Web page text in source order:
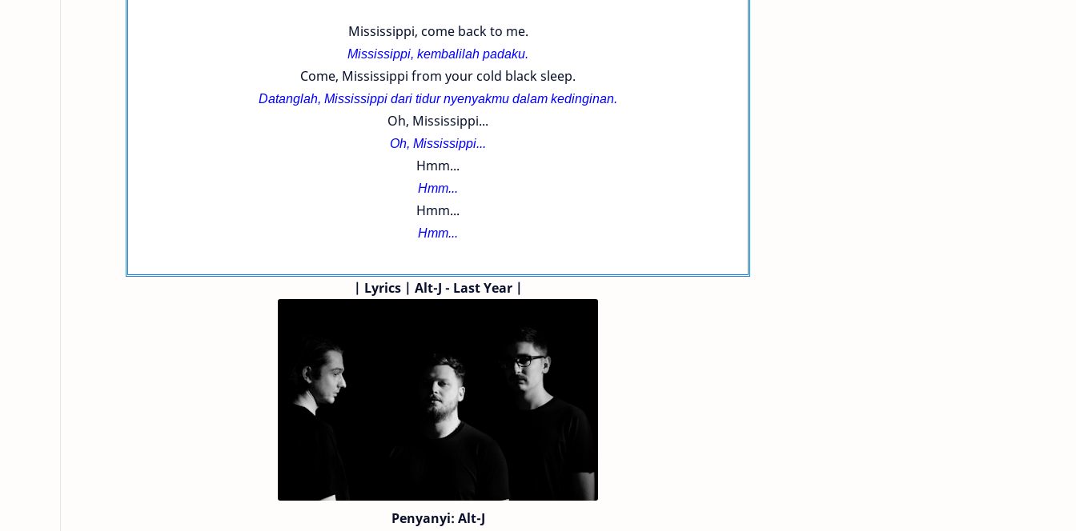
Mississippi, come back to me.
Mississippi, kembalilah padaku.
Come, Mississippi from your cold black sleep.
Datanglah, Mississippi dari tidur nyenyakmu dalam kedinginan.
Oh, Mississippi...
Oh, Mississippi...
Hmm...
Hmm...
Hmm...
Hmm...
| Lyrics | Alt-J - Last Year |
Penyanyi: Alt-J